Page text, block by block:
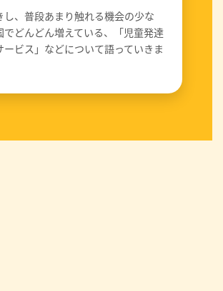
、普段あまり触れる機会の少な
どんどん増えている、「児童発達
ビス」などについて語っていきま